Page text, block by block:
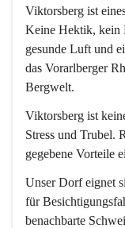
Viktorsberg ist
Keine Hektik, kein
gesunde Luft und
das Vorarlberger
Bergwelt.
Viktorsberg ist
Stress und Trubel.
gegebene Vorteile
Unser Dorf eignet
für
benachbarte